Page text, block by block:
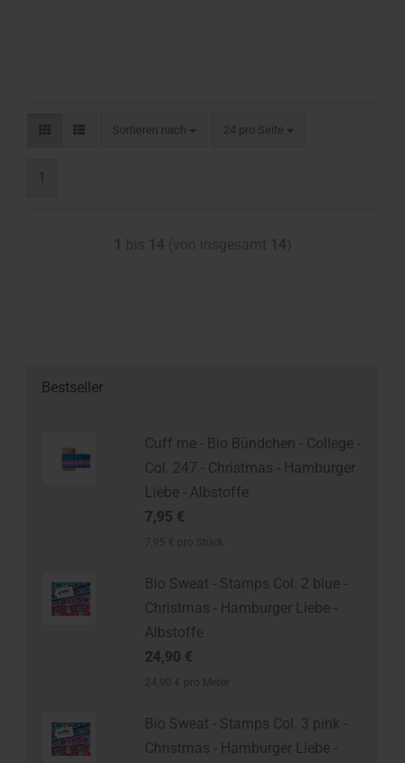
Sortieren nach 24 pro Seite
1
Bestseller
Cuff me - Bio Bündchen - College -
Col. 247 - Christmas - Hamburger
Liebe - Albstoffe
7,95 €
Bio Sweat - Stamps Col. 2 blue -
Christmas - Hamburger Liebe -
Albstoffe
24,90 €
Bio Sweat - Stamps Col. 3 pink -
Christmas - Hamburger Liebe -